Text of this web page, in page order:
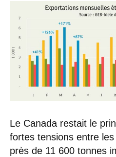
Le Canada restait le
fortes tensions entre
près de 11 600 tonnes